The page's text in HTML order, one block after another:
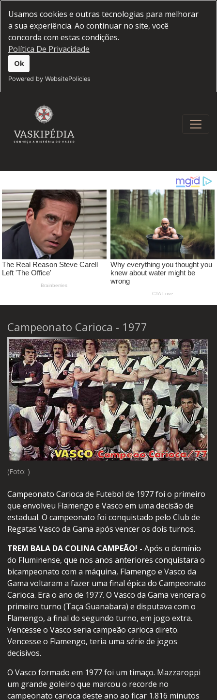
Usamos cookies e outras tecnologias para melhorar
a sua experiência. Ao continuar no site, você
concorda com estas condições.
Política De Privacidade
Ok
Powered by WebsitePolicies
Campeonato Carioca - 1977
(Foto: )
Campeonato Carioca de Futebol de 1977 foi o primeiro
que envolveu Flamengo e Vasco em uma decisão de
estadual. O campeonato foi conquistado pelo Club de
Regatas Vasco da Gama após vencer os dois turnos.
TREM BALA DA COLINA CAMPEÃO! - Após o domínio
do Fluminense, que nos anos anteriores conquistara o
bicampeonato com a máquina, Flamengo e Vasco da
Gama voltaram a fazer uma final épica do Campeonato
Carioca. Era o ano de 1977. O Vasco da Gama vencera o
primeiro turno (Taça Guanabara) e disputava com o
Flamengo, a final do segundo turno, em jogo extra.
Vencesse o Vasco seria campeão carioca direto.
Vencesse o Flamengo, teria uma série de jogos
decisivos.
O Vasco formado em 1977 foi um timaço. Mazzaroppi
um grande goleiro que marcou o recorde no
campeonato carioca deste ano ao ficar 1.816 minutos